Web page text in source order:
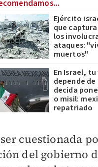
Ejército
que
los
ataques:
muertos"
En Israel, tu
depende
decida
o misil:
repatriado
cuestionada
del gobierno